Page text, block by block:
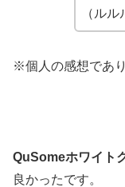
（ルル
※個人の感想であ
QuSomeホワイト
良かったです。